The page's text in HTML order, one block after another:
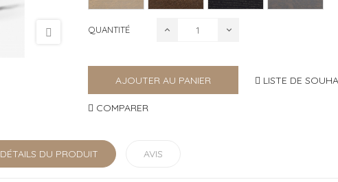
QUANTITÉ
AJOUTER AU PANIER LISTE DE
COMPARER
DÉTAILS DU PRODUIT AVIS